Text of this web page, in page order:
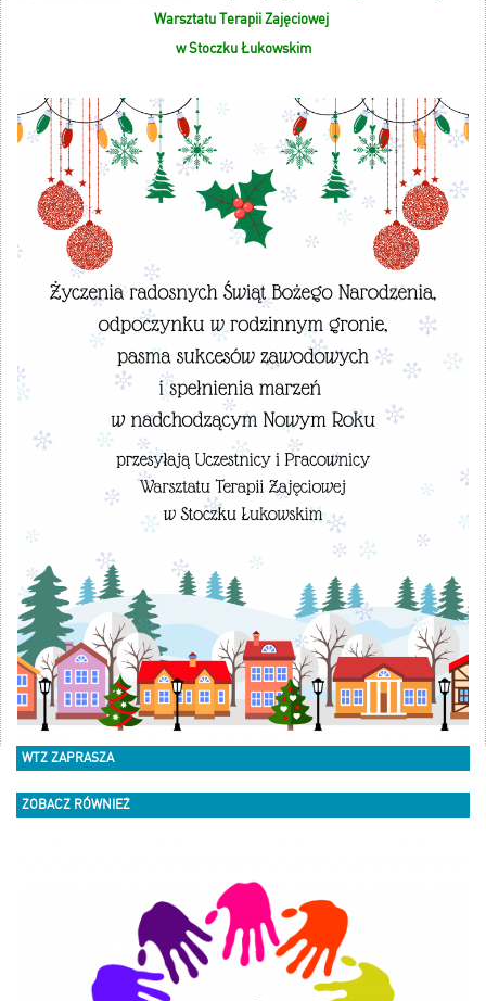
Warsztatu Terapii Zajęciowej
w Stoczku Łukowskim
WTZ ZAPRASZA
ZOBACZ RÓWNIEŻ